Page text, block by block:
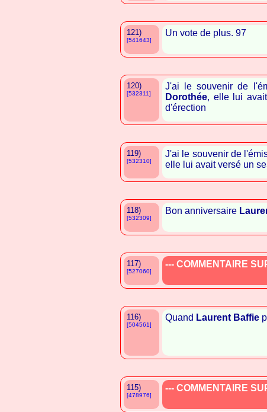
121)
[541643]
Un vote de plus. 97
120)
[532311]
J'ai le souvenir de
Dorothée, elle lui
d'érection
119)
[532310]
J'ai le souvenir de
elle lui avait versé un
118)
[532309]
Bon anniversaire
117)
[527060]
--- COMMENTAIRE
116)
[504561]
Quand Laurent Baffie
115)
[478976]
--- COMMENTAIRE